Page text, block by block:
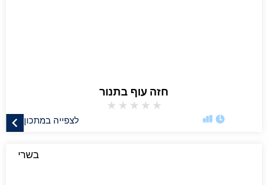
חזה עוף בתנור
★
★
★
★
★
לצפייה במתכון
בשרי